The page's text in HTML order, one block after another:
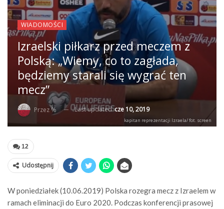
WIADOMOŚCI
Izraelski piłkarz przed meczem z
Polską: „Wiemy, co to zagłada,
będziemy starali się wygrać ten
mecz”
Przez % Last updatedcze 10, 2019
kapitan reprezentacji Izraela/ fot. screen
12
Udostępnij
W poniedziałek (10.06.2019) Polska rozegra mecz z Izraelem w
ramach eliminacji do Euro 2020. Podczas konferencji prasowej